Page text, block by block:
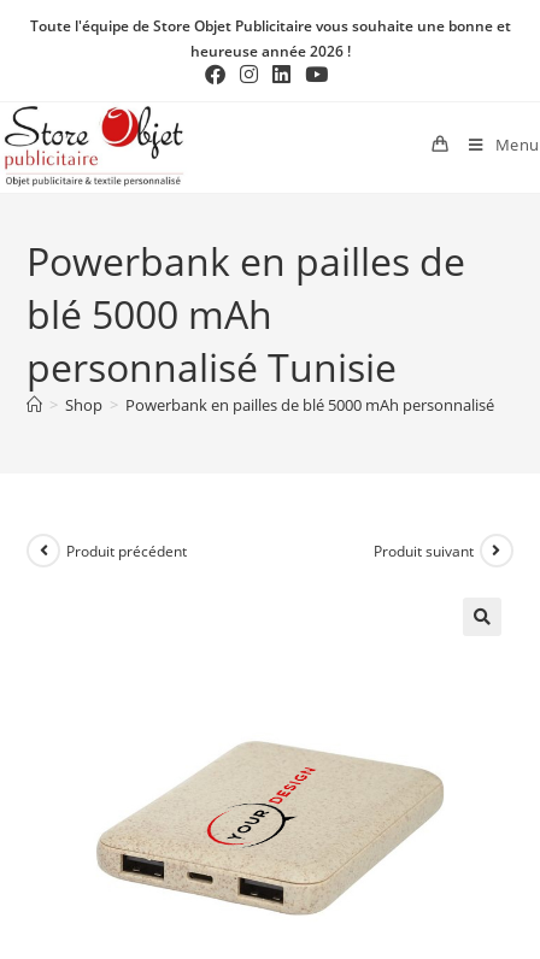
Toute l'équipe de Store Objet Publicitaire vous souhaite une bonne et
heureuse année 2026 !
Menu
Powerbank en pailles de
blé 5000 mAh
personnalisé Tunisie
> Shop > Powerbank en pailles de blé 5000 mAh personnalisé
Produit précédent Produit suivant